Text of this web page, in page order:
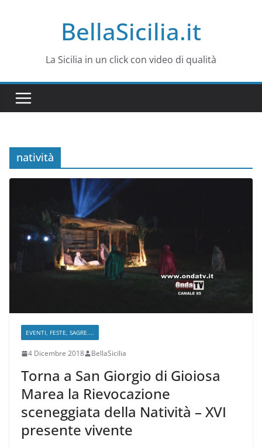
BellaSicilia.it
La Sicilia in un click con video di qualità
natività
EVENTI, FESTE, SAGRE....
4 Dicembre 2018 BellaSicilia
Torna a San Giorgio di Gioiosa
Marea la Rievocazione
sceneggiata della Natività – XVI
presente vivente